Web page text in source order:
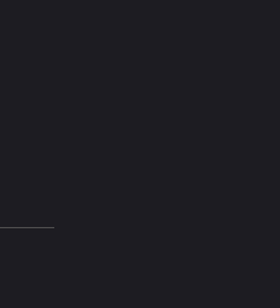
comercio moderno en